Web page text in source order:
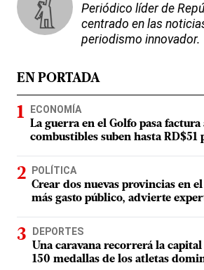
Periódico líder de
centrado en las
periodismo innovador.
EN PORTADA
ECONOMÍA
La guerra en el Golfo pasa factura
combustibles suben hasta RD$51
POLÍTICA
Crear dos nuevas provincias en
más gasto público, advierte
DEPORTES
Una caravana recorrerá la capital
150 medallas de los atletas